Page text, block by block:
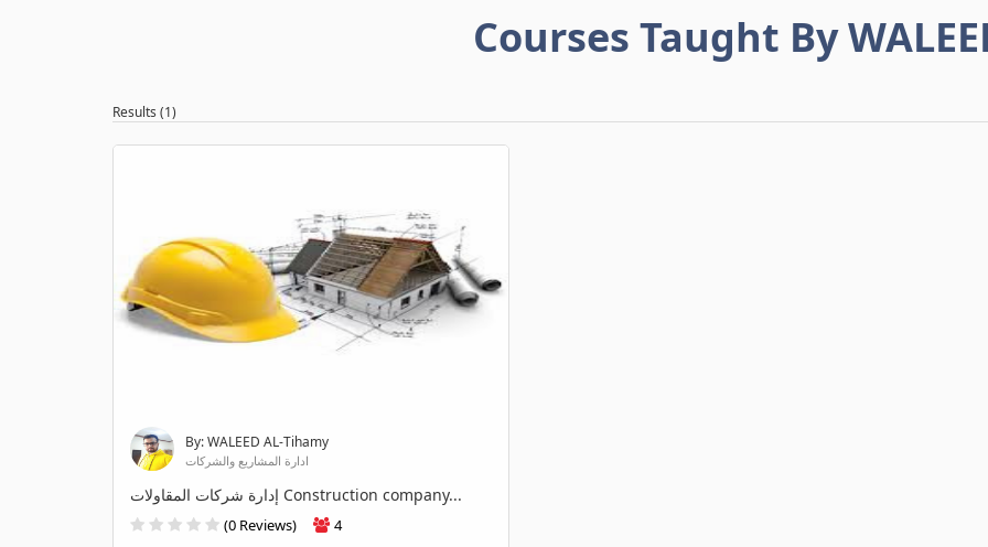
Courses Taught By
Results (1)
By: WALEED AL-Tihamy
ادارة المشاريع والشركات
إدارة شركات المقاولات Construction company...
(0 Reviews) 4